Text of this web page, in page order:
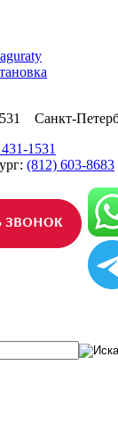
Санкт-
1531
(812) 603-8683